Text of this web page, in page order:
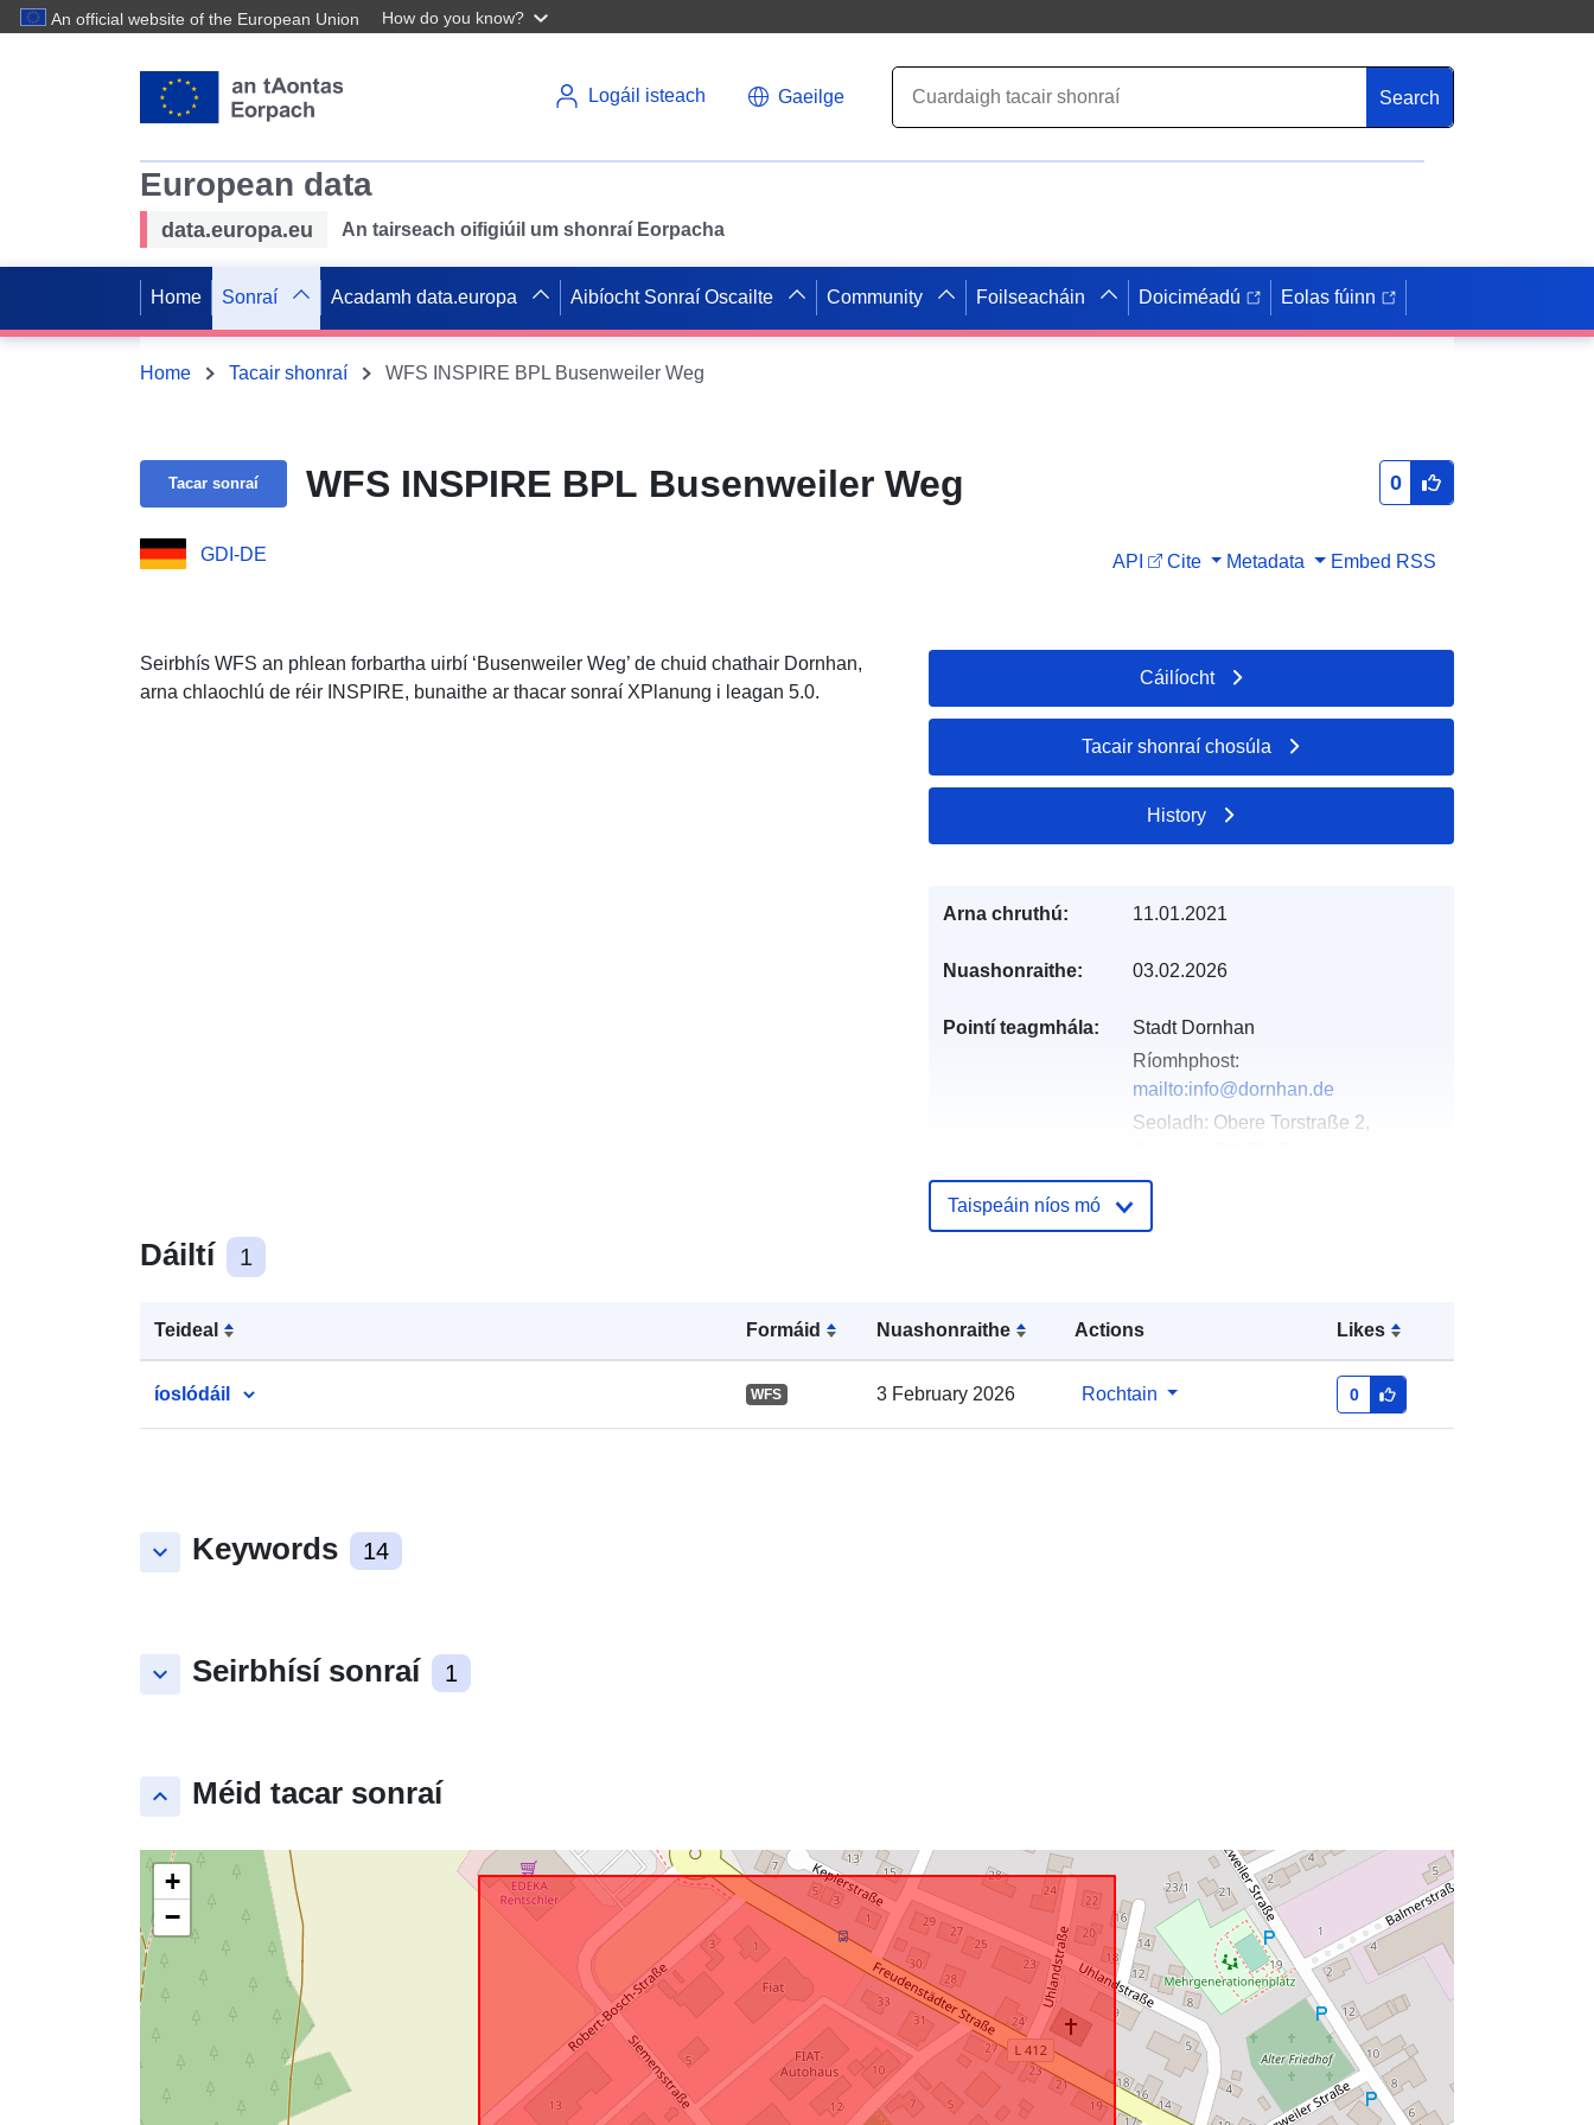
An official website of the European Union How do you know?
Logáil isteach Gaeilge Search
European data
data.europa.eu An tairseach oifigiúil um shonraí Eorpacha
Home Sonraí Acadamh data.europa Aibíocht Sonraí Oscailte Community Foilseacháin Doiciméadú Eolas fúinn
Home Tacair shonraí WFS INSPIRE BPL Busenweiler Weg
Tacar sonraí WFS INSPIRE BPL Busenweiler Weg 0
GDI-DE API Cite Metadata Embed RSS
Seirbhís WFS an phlean forbartha uirbí ‘Busenweiler Weg’ de chuid chathair Dornhan,
arna chlaochlú de réir INSPIRE, bunaithe ar thacar sonraí XPlanung i leagan 5.0.
Dáiltí 1
Teideal Formáid Nuashonraithe Actions Likes
íoslódáil WFS 3 February 2026 Rochtain 0
keyboard_arrow_down Keywords 14
keyboard_arrow_down Seirbhísí sonraí 1
keyboard_arrow_up Méid tacar sonraí
+
−
Cáilíocht
Tacair shonraí chosúla
History
Arna chruthú: 11.01.2021
Nuashonraithe: 03.02.2026
Pointí teagmhála:
Stadt Dornhan
Ríomhphost:
mailto:info@dornhan.de
Seoladh: Obere Torstraße 2,
URL:
04 August 2026
Spásúil: Comhordanáidí:
48.3519201 ], [ 8.5056857,
Taispeáin níos mó